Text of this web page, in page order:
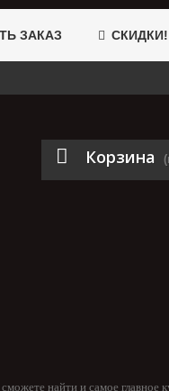
ЗАКАЗ СКИДКИ!
Корзина
найти и самое главное